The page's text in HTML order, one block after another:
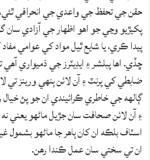
حقن جي تحفظ جي واعدي جي انحرافي ٿئي،
پکيڙيو وڃي جو اهو اظهار جي آزادي
پيدا ڪري، يا شايع ٿيل مواد کي عوامي
ڇڏي. اها پبلشر ۽ ايڊيٽرز جي ذميواري
ضابطي کي پرنٽ ۽ آن لائن ٻنهي ورينز
ڳالهه جي خاطري ڪرائيندي ان جو پڻ
۽ آن لائن صحافت سان جڙيل ماڻهو يعني نه
اسٽاف بلڪه ان کان ٻاهر جا ماڻهو بشمول
ان تي سختي سان عمل ڪندا رهن.